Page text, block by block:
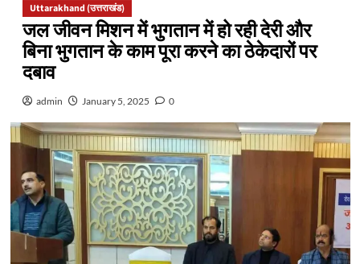
Uttarakhand (उत्तराखंड)
जल जीवन मिशन में भुगतान में हो रही देरी और
बिना भुगतान के काम पूरा करने का ठेकेदारों पर
दबाव
admin January 5, 2025 0